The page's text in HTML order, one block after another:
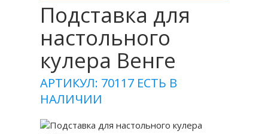
Подставка для
настольного
кулера Венге
АРТИКУЛ: 70117 ЕСТЬ В
НАЛИЧИИ